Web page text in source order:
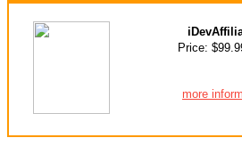
Price:
more